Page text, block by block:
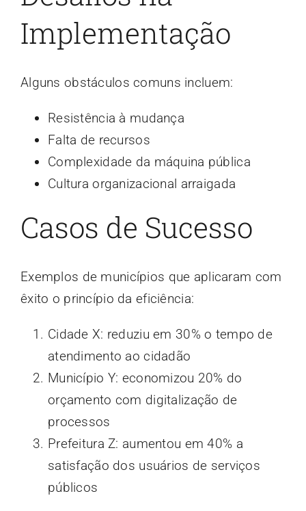
Implementação
Alguns obstáculos comuns incluem:
Resistência à mudança
Falta de recursos
Complexidade da máquina pública
Cultura organizacional arraigada
Casos de Sucesso
Exemplos de municípios que aplicaram com
êxito o princípio da eficiência:
Cidade X: reduziu em 30% o tempo de
atendimento ao cidadão
Município Y: economizou 20% do
orçamento com digitalização de
processos
Prefeitura Z: aumentou em 40% a
satisfação dos usuários de serviços
públicos